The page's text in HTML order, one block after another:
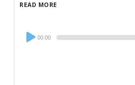
READ MORE
Audio
Player
00:00